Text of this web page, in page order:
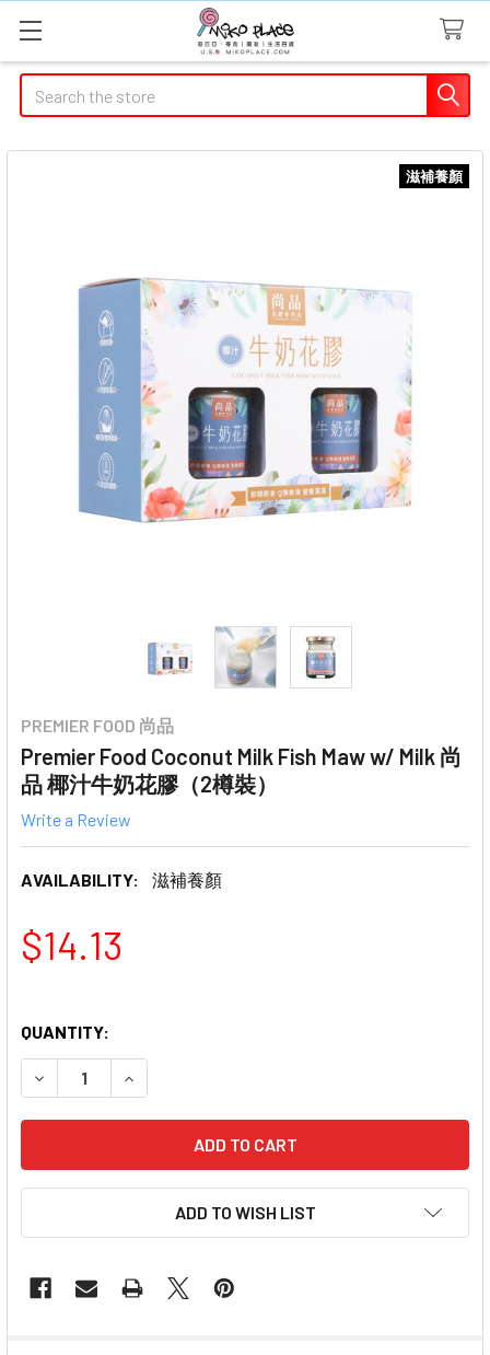
Search
PREMIER FOOD 尚品
Premier Food Coconut Milk Fish Maw w/ Milk 尚
品 椰汁牛奶花膠（2樽裝）
Write a Review
AVAILABILITY: 滋補養顏
滋補養顏
$14.13
QUANTITY:
DECREASE QUANTITY OF PREMIER FOOD COCONUT
INCREASE QUANTITY OF PREMIER FOOD
ADD TO WISH LIST